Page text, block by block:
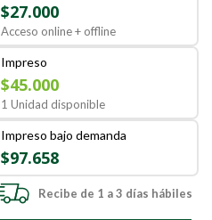
$27.000
Acceso online + offline
Impreso
$45.000
1 Unidad disponible
Impreso bajo demanda
$97.658
Recibe de 1 a 3 días hábiles